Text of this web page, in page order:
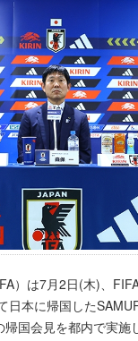
）は7月2日(木)、
日本に帰国した
国会見を都内で実施